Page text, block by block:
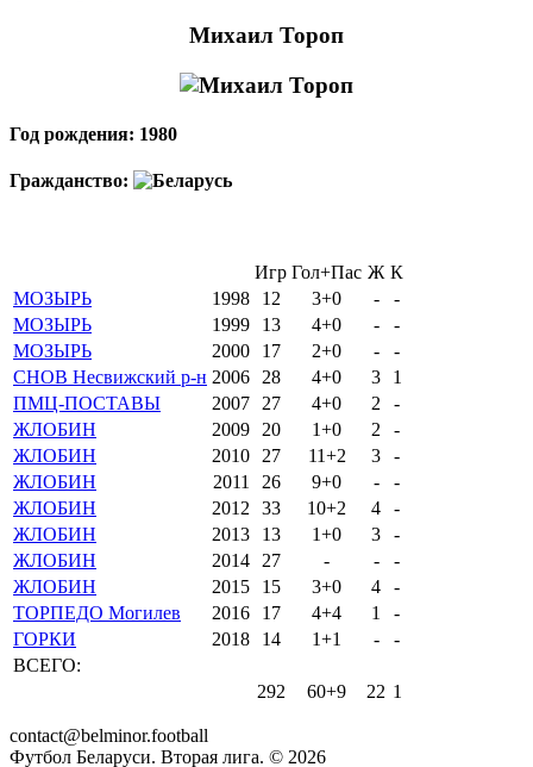
Михаил Тороп
Год рождения: 1980
Гражданство:
Игр Гол+Пас Ж К
МОЗЫРЬ
1998 12 3+0 -
-
МОЗЫРЬ
1999 13 4+0 -
-
МОЗЫРЬ
2000 17 2+0 -
-
СНОВ Несвижский р-н 2006 28 4+0 3
1
ПМЦ-ПОСТАВЫ
2007 27 4+0 2
-
ЖЛОБИН
2009 20 1+0 2
-
ЖЛОБИН
2010 27 11+2 3
-
ЖЛОБИН
2011 26 9+0 -
-
ЖЛОБИН
2012 33 10+2 4
-
ЖЛОБИН
2013 13 1+0 3
-
ЖЛОБИН
2014 27 - -
-
ЖЛОБИН
2015 15 3+0 4
-
ТОРПЕДО Могилев
2016 17 4+4 1
-
ГОРКИ
2018 14 1+1 -
-
ВСЕГО:
292
60+9 22 1
contact@belminor.football
Футбол Беларуси. Вторая лига. © 2026